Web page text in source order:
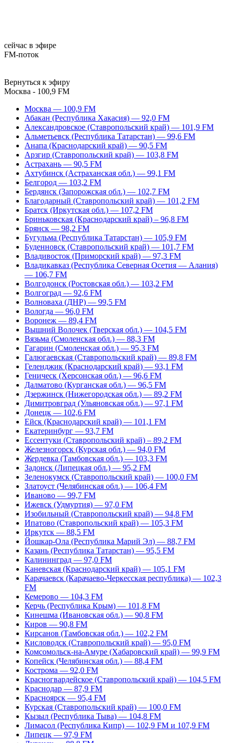
сейчас в эфире
FM-поток
Вернуться к эфиру
Москва - 100,9 FM
Москва — 100,9 FM
Абакан (Республика Хакасия) — 92,0 FM
Александровское (Ставропольский край) — 101,9 FM
Альметьевск (Республика Татарстан) — 99,6 FM
Анапа (Краснодарский край) — 90,5 FM
Арзгир (Ставропольский край) — 103,8 FM
Астрахань — 90,5 FM
Ахтубинск (Астраханская обл.) — 99,1 FM
Белгород — 103,2 FM
Бердянск (Запорожская обл.) — 102,7 FM
Благодарный (Ставропольский край) — 101,2 FM
Братск (Иркутская обл.) — 107,2 FM
Бриньковская (Краснодарский край) – 96,8 FM
Брянск — 98,2 FM
Бугульма (Республика Татарстан) — 105,9 FM
Буденновск (Ставропольский край) — 101,7 FM
Владивосток (Приморский край) — 97,3 FM
Владикавказ (Республика Северная Осетия — Алания)
— 106,7 FM
Волгодонск (Ростовская обл.) — 103,2 FM
Волгоград — 92,6 FM
Волноваха (ДНР) — 99,5 FM
Вологда — 96,0 FM
Воронеж — 89,4 FM
Вышний Волочек (Тверская обл.) — 104,5 FM
Вязьма (Смоленская обл.) — 88,3 FM
Гагарин (Смоленская обл.) — 95,3 FM
Галюгаевская (Ставропольский край) — 89,8 FM
Геленджик (Краснодарский край) — 93,1 FM
Геническ (Херсонская обл.) — 96,6 FM
Далматово (Курганская обл.) — 96,5 FM
Дзержинск (Нижегородская обл.) — 89,2 FM
Димитровград (Ульяновская обл.) — 97,1 FM
Донецк — 102,6 FM
Ейск (Краснодарский край) — 101,1 FM
Екатеринбург — 93,7 FM
Ессентуки (Ставропольский край) – 89,2 FM
Железногорск (Курская обл.) — 94,0 FM
Жердевка (Тамбовская обл.) — 103,3 FM
Задонск (Липецкая обл.) — 95,2 FM
Зеленокумск (Ставропольский край) — 100,0 FM
Златоуст (Челябинская обл.) — 106,4 FM
Иваново — 99,7 FM
Ижевск (Удмуртия) — 97,0 FM
Изобильный (Ставропольский край) — 94,8 FM
Ипатово (Ставропольский край) — 105,3 FM
Иркутск — 88,5 FM
Йошкар-Ола (Республика Марий Эл) — 88,7 FM
Казань (Республика Татарстан) — 95,5 FM
Калининград — 97,0 FM
Каневская (Краснодарский край) — 105,1 FM
Карачаевск (Карачаево-Черкесская республика) — 102,3
FM
Кемерово — 104,3 FM
Керчь (Республика Крым) — 101,8 FM
Кинешма (Ивановская обл.) — 90,8 FM
Киров — 90,8 FM
Кирсанов (Тамбовская обл.) — 102,2 FM
Кисловодск (Ставропольский край) — 95,0 FM
Комсомольск-на-Амуре (Хабаровский край) — 99,9 FM
Копейск (Челябинская обл.) — 88,4 FM
Кострома — 92,0 FM
Красногвардейское (Ставропольский край) — 104,5 FM
Краснодар — 87,9 FM
Красноярск — 95,4 FM
Курская (Ставропольский край) — 100,0 FM
Кызыл (Республика Тыва) — 104,8 FM
Лимасол (Республика Кипр) — 102,9 FM и 107,9 FM
Липецк — 97,9 FM